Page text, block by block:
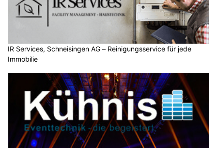
IR Services, Schneisingen AG – Reinigungsservice für jede
Immobilie